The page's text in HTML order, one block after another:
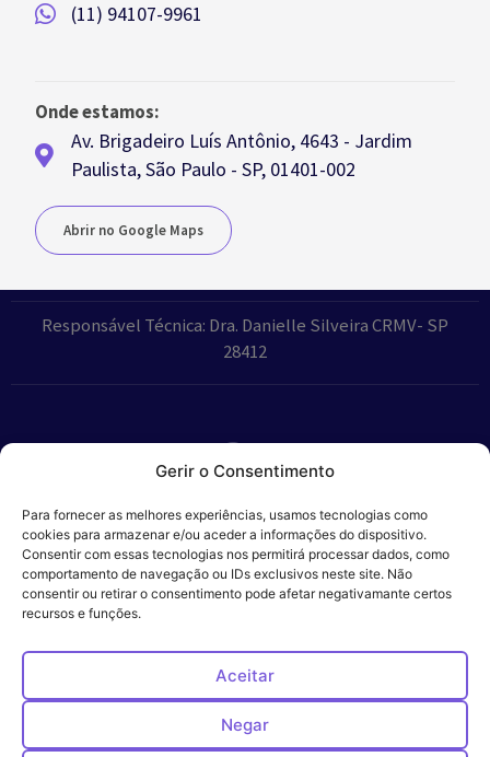
Gerir o Consentimento
Para fornecer as melhores experiências, usamos tecnologias como
cookies para armazenar e/ou aceder a informações do dispositivo.
Consentir com essas tecnologias nos permitirá processar dados, como
comportamento de navegação ou IDs exclusivos neste site. Não
consentir ou retirar o consentimento pode afetar negativamante certos
recursos e funções.
Aceitar
Negar
(11) 94107-9961
Onde estamos:
Av. Brigadeiro Luís Antônio, 4643 - Jardim
Paulista, São Paulo - SP, 01401-002
Abrir no Google Maps
Responsável Técnica: Dra. Danielle Silveira CRMV- SP
28412
Parceiros:
Veros – Hospital
Ética